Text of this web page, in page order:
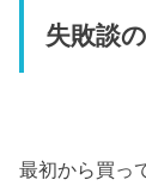
失敗談
最初から買